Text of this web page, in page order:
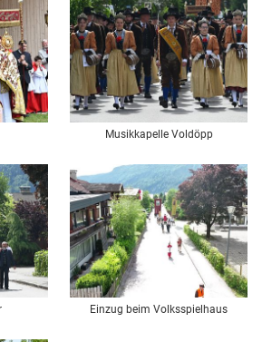
Musikkapelle Voldöpp
Einzug beim Volksspielhaus